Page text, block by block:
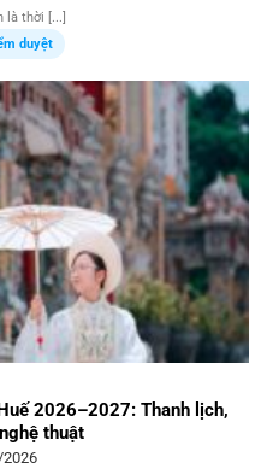
là thời [...]
duyệt
2026–2027: Thanh lịch,
thuật